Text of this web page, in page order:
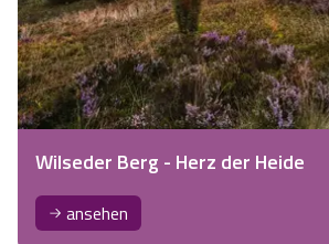
Wilseder Berg - Herz der Heide
ansehen